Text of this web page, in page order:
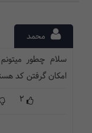
محمد
سلام چطور
امکان گرفتن کد
2